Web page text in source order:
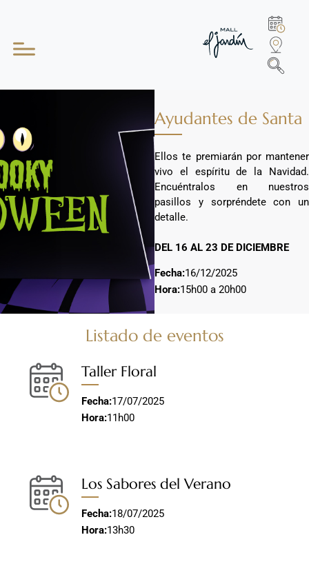
Ayudantes de Santa
Ellos te premiarán por mantener
vivo el espíritu de la Navidad.
Encuéntralos en nuestros
pasillos y sorpréndete con un
detalle.
DEL 16 AL 23 DE DICIEMBRE
Fecha:16/12/2025
Hora:15h00 a 20h00
Listado de eventos
Taller Floral
Fecha:17/07/2025
Hora:11h00
Los Sabores del Verano
Fecha:18/07/2025
Hora:13h30